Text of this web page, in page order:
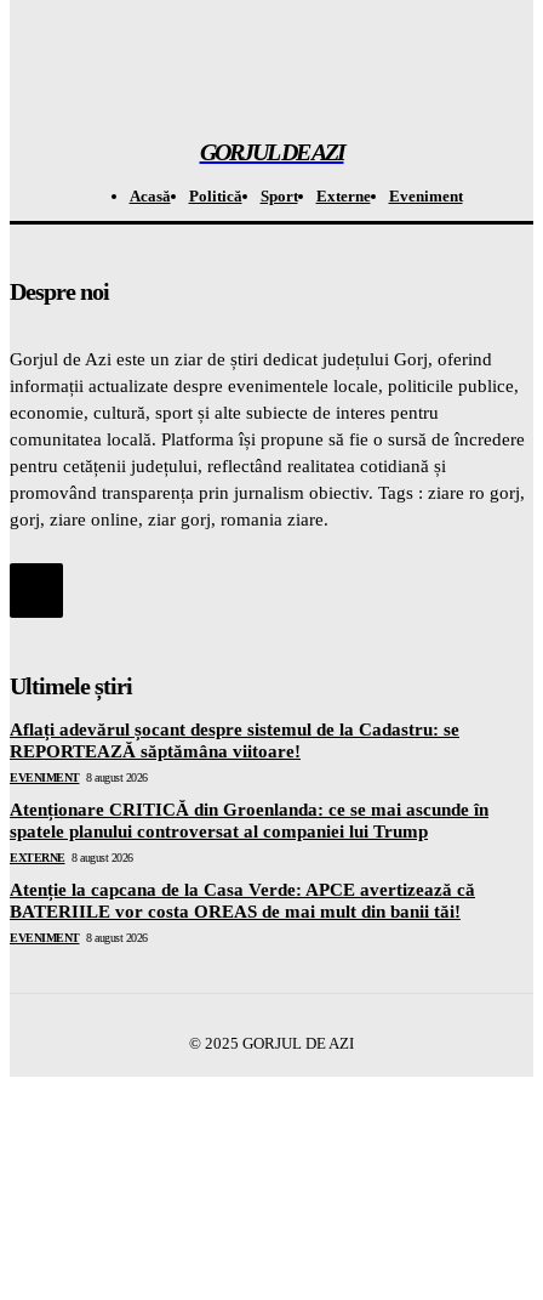
GORJUL DE AZI
Acasă Politică Sport Externe Eveniment
Despre noi
Gorjul de Azi este un ziar de știri dedicat județului Gorj, oferind
informații actualizate despre evenimentele locale, politicile publice,
economie, cultură, sport și alte subiecte de interes pentru
comunitatea locală. Platforma își propune să fie o sursă de încredere
pentru cetățenii județului, reflectând realitatea cotidiană și
promovând transparența prin jurnalism obiectiv. Tags : ziare ro gorj,
gorj, ziare online, ziar gorj, romania ziare.
Ultimele știri
Aflați adevărul șocant despre sistemul de la Cadastru: se
REPORTEAZĂ săptămâna viitoare!
EVENIMENT 8 august 2026
Atenționare CRITICĂ din Groenlanda: ce se mai ascunde în
spatele planului controversat al companiei lui Trump
EXTERNE 8 august 2026
Atenție la capcana de la Casa Verde: APCE avertizează că
BATERIILE vor costa OREAS de mai mult din banii tăi!
EVENIMENT 8 august 2026
© 2025 GORJUL DE AZI